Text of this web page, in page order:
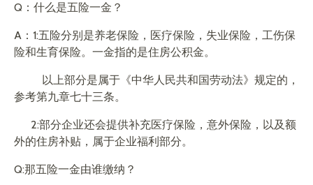
Q：什么是五险一金？
A：1:五险分别是养老保险，医疗保险，失业保险，工伤保
险和生育保险。一金指的是住房公积金。
以上部分是属于《中华人民共和国劳动法》规定的，
参考第九章七十三条。
2:部分企业还会提供补充医疗保险，意外保险，以及额
外的住房补贴，属于企业福利部分。
Q:那五险一金由谁缴纳？